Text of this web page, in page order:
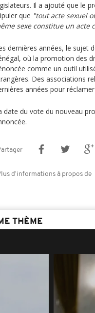
Il a ajouté que le
que "tout acte sexuel
sexe constitue un acte
dernières années, le sujet
où la promotion des
comme un outil
Des associations
années pour
date du vote du nouveau
d'informations à propos de
THÈME